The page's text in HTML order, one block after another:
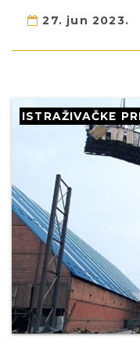
27. jun 2023.
ISTRAŽIVAČKE